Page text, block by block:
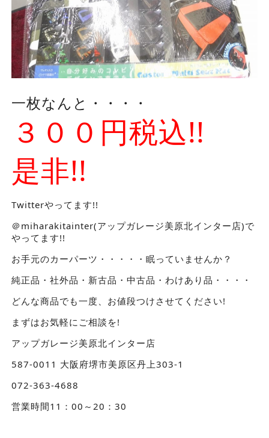
一枚なんと・・・・
３００円税込!!
是非!!
Twitterやってます!!
＠miharakitainter(アップガレージ美原北インター店)で
やってます!!
お手元のカーパーツ・・・・・眠っていませんか？
純正品・社外品・新古品・中古品・わけあり品・・・・
どんな商品でも一度、お値段つけさせてください!
まずはお気軽にご相談を!
アップガレージ美原北インター店
587-0011 大阪府堺市美原区丹上303-1
072-363-4688
営業時間11：00～20：30